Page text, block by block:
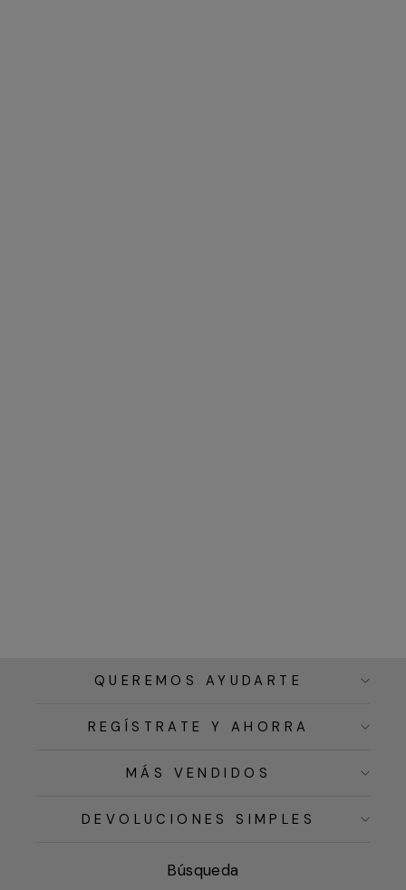
QUEREMOS AYUDARTE
REGÍSTRATE Y AHORRA
MÁS VENDIDOS
DEVOLUCIONES SIMPLES
Búsqueda